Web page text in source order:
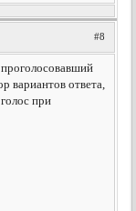
#8
вариантов ответа,
при